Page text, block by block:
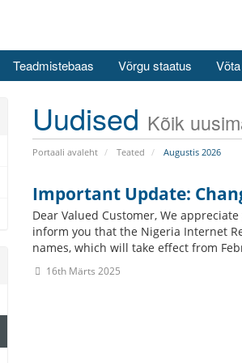
Teadmistebaas Võrgu staatus
Uudised Kõik
Portaali avaleht Teated Augustis 2026
Important Update:
Dear Valued Customer, We
inform you that the Nigeria Internet
names, which will take effect from
16th Märts 2025